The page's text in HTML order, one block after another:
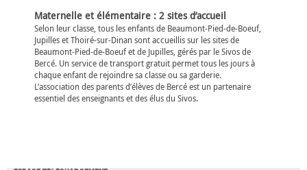
Maternelle et élémentaire : 2 sites d’accueil
Selon leur classe, tous les enfants de Beaumont-Pied-de-Boeuf,
Jupilles et Thoiré-sur-Dinan sont accueillis sur les sites de
Beaumont-Pied-de-Boeuf et de Jupilles, gérés par le Sivos de
Bercé. Un service de transport gratuit permet tous les jours à
chaque enfant de rejoindre sa classe ou sa garderie.
L’association des parents d’élèves de Bercé est un partenaire
essentiel des enseignants et des élus du Sivos.